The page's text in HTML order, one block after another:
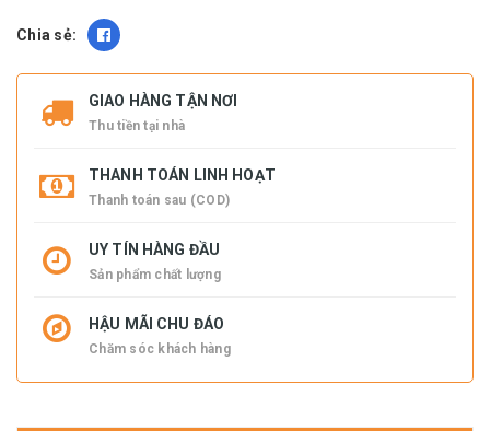
Chia sẻ:
GIAO HÀNG TẬN NƠI
Thu tiền tại nhà
THANH TOÁN LINH HOẠT
Thanh toán sau (COD)
UY TÍN HÀNG ĐẦU
Sản phẩm chất lượng
HẬU MÃI CHU ĐÁO
Chăm sóc khách hàng